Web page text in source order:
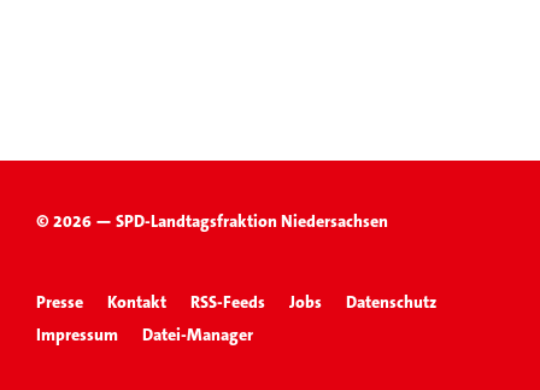
© 2026 — SPD-Landtagsfraktion Niedersachsen
Presse Kontakt RSS-Feeds Jobs
Datenschutz
Impressum
Datei-Manager